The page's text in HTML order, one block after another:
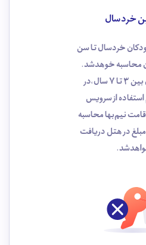
خردسال
خردسال تا سن
محاسبه خوهد‌شد.
برای کودکان بین 3 تا 7 سال،در
از سرویس
نیم‌بها محاسبه
در هتل دریافت